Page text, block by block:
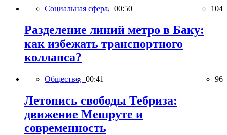
Социальная сфера, 00:50 104
Разделение линий метро в Баку:
как избежать транспортного
коллапса?
Общество, 00:41 96
Летопись свободы Тебриза:
движение Мешруте и
современность